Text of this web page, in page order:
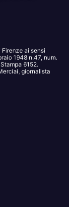
ai sensi
1948 n.47, num.
6152.
giornalista